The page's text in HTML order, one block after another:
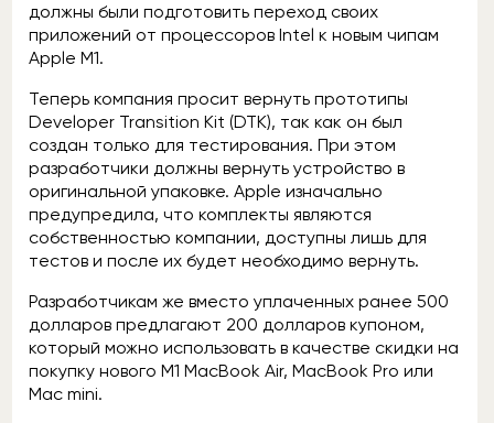
должны были подготовить переход своих
приложений от процессоров Intel к новым чипам
Apple M1.
Теперь компания просит вернуть прототипы
Developer Transition Kit (DTK), так как он был
создан только для тестирования. При этом
разработчики должны вернуть устройство в
оригинальной упаковке. Apple изначально
предупредила, что комплекты являются
собственностью компании, доступны лишь для
тестов и после их будет необходимо вернуть.
Разработчикам же вместо уплаченных ранее 500
долларов предлагают 200 долларов купоном,
который можно использовать в качестве скидки на
покупку нового M1 MacBook Air, MacBook Pro или
Mac mini.